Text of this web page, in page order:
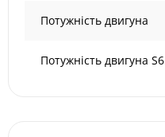
Потужність двигуна
Потужність двигуна S6